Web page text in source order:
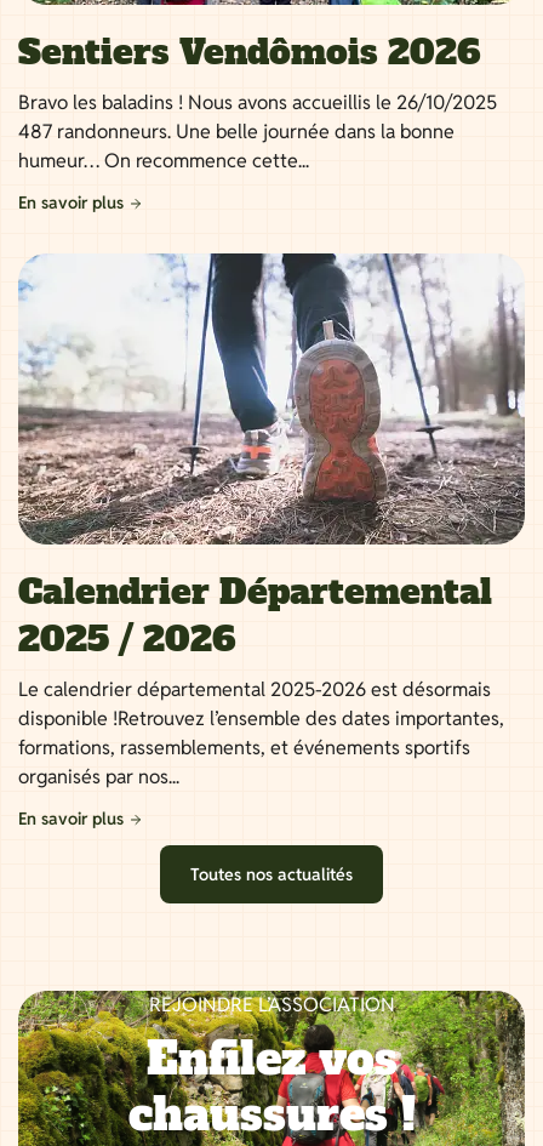
Sentiers Vendômois 2026
Bravo les baladins ! Nous avons accueillis le 26/10/2025
487 randonneurs. Une belle journée dans la bonne
humeur… On recommence cette...
En savoir plus
Calendrier Départemental
2025 / 2026
Le calendrier départemental 2025-2026 est désormais
disponible !Retrouvez l’ensemble des dates importantes,
formations, rassemblements, et événements sportifs
organisés par nos...
En savoir plus
Toutes nos actualités
REJOINDRE L’ASSOCIATION
Enfilez vos
chaussures !